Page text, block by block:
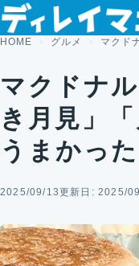
コンテンツへスキップ
HOME グルメ マクド
マクドナ
き月見」
うまかった
2025/09/13更新日: 2025/